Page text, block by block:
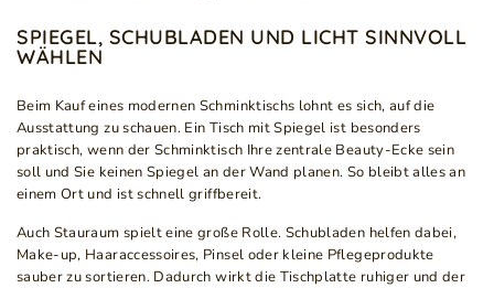
SPIEGEL, SCHUBLADEN UND LICHT SINNVOLL
WÄHLEN
Beim Kauf eines modernen Schminktischs lohnt es sich, auf die
Ausstattung zu schauen. Ein Tisch mit Spiegel ist besonders
praktisch, wenn der Schminktisch Ihre zentrale Beauty-Ecke sein
soll und Sie keinen Spiegel an der Wand planen. So bleibt alles an
einem Ort und ist schnell griffbereit.
Auch Stauraum spielt eine große Rolle. Schubladen helfen dabei,
Make-up, Haaraccessoires, Pinsel oder kleine Pflegeprodukte
sauber zu sortieren. Dadurch wirkt die Tischplatte ruhiger und der